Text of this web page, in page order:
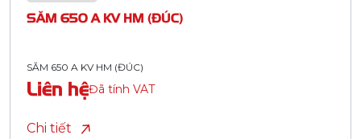
SĂM 650 A KV HM (ĐÚC)
SĂM 650 A KV HM (ĐÚC)
Liên hệĐã tính VAT
Chi tiết